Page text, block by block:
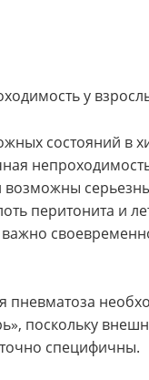
у
состояний в
возможны
перитонита и
пневматоза
поскольку
специфичны.